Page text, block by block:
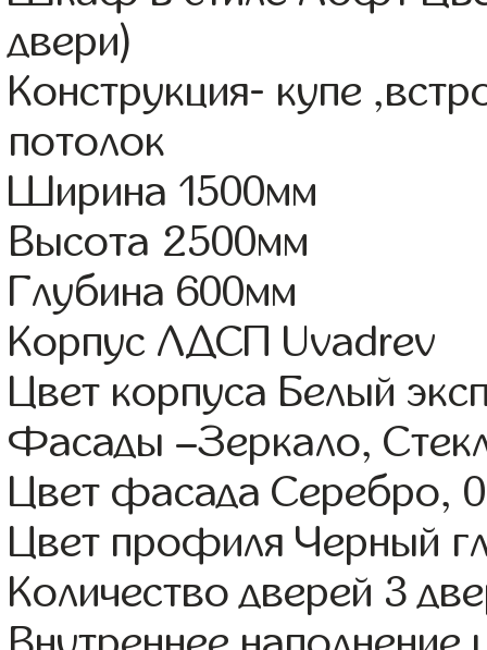
двери)
Конструкция- купе
потолок
Ширина 1500мм
Высота 2500мм
Глубина 600мм
Корпус ЛДСП Uvadrev
Цвет корпуса Белый
Фасады –Зеркало,
Цвет фасада Серебро,
Цвет профиля Черный
Количество дверей 3